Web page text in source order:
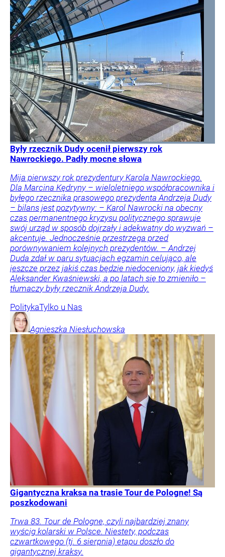
Były rzecznik Dudy ocenił pierwszy rok
Nawrockiego. Padły mocne słowa
Mija pierwszy rok prezydentury Karola Nawrockiego.
Dla Marcina Kędryny – wieloletniego współpracownika i
byłego rzecznika prasowego prezydenta Andrzeja Dudy
– bilans jest pozytywny: – Karol Nawrocki na obecny
czas permanentnego kryzysu politycznego sprawuje
swój urząd w sposób dojrzały i adekwatny do wyzwań –
akcentuje. Jednocześnie przestrzega przed
porównywaniem kolejnych prezydentów. – Andrzej
Duda zdał w paru sytuacjach egzamin celująco, ale
jeszcze przez jakiś czas będzie niedoceniony, jak kiedyś
Aleksander Kwaśniewski, a po latach się to zmieniło –
tłumaczy były rzecznik Andrzeja Dudy.
PolitykaTylko u Nas
Agnieszka Niesłuchowska
Gigantyczna kraksa na trasie Tour de Pologne! Są
poszkodowani
Trwa 83. Tour de Pologne, czyli najbardziej znany
wyścig kolarski w Polsce. Niestety, podczas
czwartkowego (tj. 6 sierpnia) etapu doszło do
gigantycznej kraksy.